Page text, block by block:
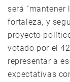
será
fortaleza, y
proyecto
votado por el
representar a
expectativas